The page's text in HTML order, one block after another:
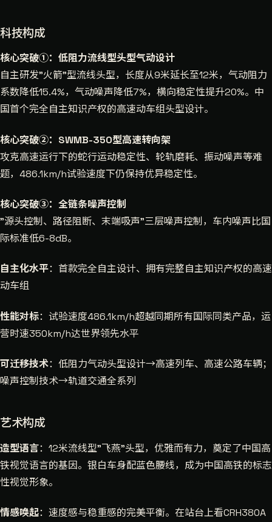
科技构成
核心突破①：低阻力流线型头型气动设计
自主研发"火箭"型流线头型，长度从9米延长至12米，气动阻力
系数降低15.4%，气动噪声降低7%，横向稳定性提升20%。中
国首个完全自主知识产权的高速动车组头型设计。
核心突破②：SWMB-350型高速转向架
攻克高速运行下的蛇行运动稳定性、轮轨磨耗、振动噪声等难
题，486.1km/h试验速度下仍保持优异稳定性。
核心突破③：全链条噪声控制
"源头控制、路径阻断、末端吸声"三层噪声控制，车内噪声比国
际标准低6-8dB。
自主化水平：首款完全自主设计、拥有完整自主知识产权的高速
动车组
性能对标：试验速度486.1km/h超越同期所有国际同类产品，运
营时速350km/h达世界领先水平
可迁移技术：低阻力气动头型设计→高速列车、高速公路车辆；
噪声控制技术→轨道交通全系列
艺术构成
造型语言：12米流线型"飞燕"头型，优雅而有力，奠定了中国高
铁视觉语言的基因。银白车身配蓝色腰线，成为中国高铁的标志
性视觉形象。
情感唤起：速度感与稳重感的完美平衡。在站台上看CRH380A